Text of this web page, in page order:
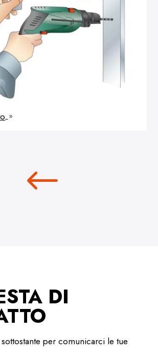
9
DI
per comunicarci le tue